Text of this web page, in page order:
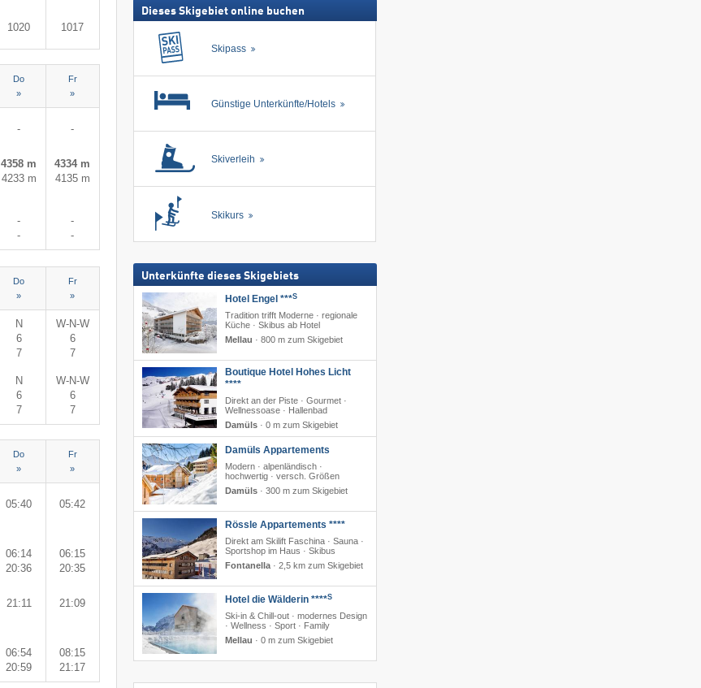
1020 1017
Do
»
Fr
»
- -
4358 m
4233 m
4334 m
4135 m
-
-
-
-
Do
»
Fr
»
N
6
7
W-N-W
6
7
N
6
7
W-N-W
6
7
Do
»
Fr
»
05:40 05:42
06:14
20:36
06:15
20:35
21:11 21:09
06:54
20:59
08:15
21:17
Dieses Skigebiet online buchen
Skipass
Günstige Unterkünfte/Hotels
Skiverleih
Skikurs
Unterkünfte dieses Skigebiets
Hotel Engel ***S
Tradition trifft Moderne · regionale
Küche · Skibus ab Hotel
Mellau · 800 m zum Skigebiet
Boutique Hotel Hohes Licht
****
Direkt an der Piste · Gourmet ·
Wellnessoase · Hallenbad
Damüls· 0 m zum Skigebiet
Damüls Appartements
Modern · alpenländisch ·
hochwertig · versch. Größen
Damüls· 300 m zum Skigebiet
Rössle Appartements ****
Direkt am Skilift Faschina · Sauna ·
Sportshop im Haus · Skibus
Fontanella · 2,5 km zum Skigebiet
Hotel die Wälderin ****S
Ski-in & Chill-out · modernes Design
· Wellness · Sport · Family
Mellau · 0 m zum Skigebiet